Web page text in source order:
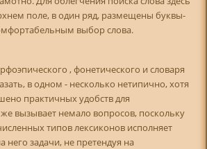
поле, в один ряд, размещены буквы-
выбор слова.
, фонетического и словаря
в одном - несколько нетипично, хотя
практичных удобств для
вызывает немало вопросов, поскольку
типов лексиконов исполняет
него задачи, не претендуя на